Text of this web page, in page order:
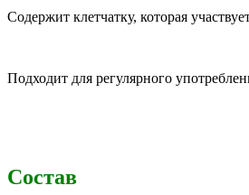
Содержит клетчатку, которая
Подходит для регулярного
Состав